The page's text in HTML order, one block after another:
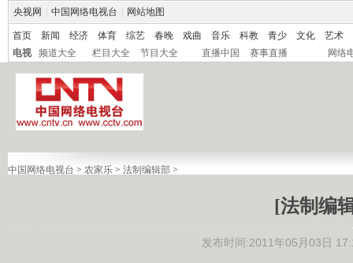
央视网 中国网络电视台 网站地图
首页 新闻 经济 体育 综艺 春晚 戏曲 音乐 科教 青少 文化
艺术
电视
频道大全 栏目大全 节目大全 直播中国 赛事直播 网络
中国网络电视台 > 农家乐 > 法制编辑部 >
[法制编
发布时间:2011年05月03日